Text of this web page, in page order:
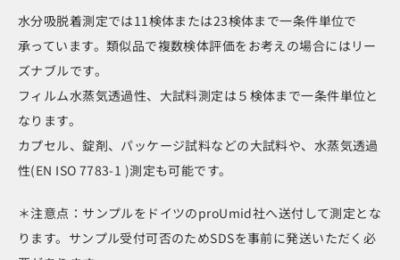
水分吸脱着測定では11検体または23検体まで一条件単位で
承っています。類似品で複数検体評価をお考えの場合にはリー
ズナブルです。
フィルム水蒸気透過性、大試料測定は５検体まで一条件単位と
なります。
カプセル、錠剤、パッケージ試料などの大試料や、水蒸気透過
性(EN ISO 7783-1 )測定も可能です。
＊注意点：サンプルをドイツのproUmid社へ送付して測定とな
ります。サンプル受付可否のためSDSを事前に発送いただく必